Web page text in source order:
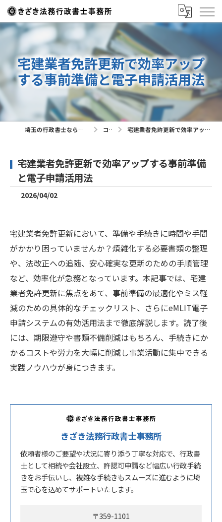
宅建業者免許更新で効率アップ
する事前準備と電子申請活用法
埼玉の行政書士ならきざき法務行政書士事務所 コラム 宅建業者免許更新で効率アップする事前準備と電子申請活用法
宅建業者免許更新で効率アップする事前準備
と電子申請活用法
2026/04/02
宅建業者免許更新において、準備や手続きに時間や手間
がかかり困っていませんか？煩雑化する必要書類の整理
や、法改正への追随、安心確実な更新のための手順管理
など、効率化が急務となっています。本記事では、宅建
業者免許更新に焦点をあて、事前準備の最適化やミス軽
減のための具体的なチェックリスト、さらにeMLIT電子
申請システムの有効活用法まで徹底解説します。読了後
には、期限遵守や書類不備削減はもちろん、手続きにか
かるコストや労力を大幅に削減し事業活動に集中できる
実践ノウハウが身につきます。
きざき法務行政書士事務所
依頼者様のご要望や状況に寄り添う丁寧な対応で、行政書
士として相続や会社設立、許認可申請など幅広い行政手続
きをお手伝いし、複雑な手続きもスムーズに進むように埼
玉で心を込めてサポートいたします。
〒359-1101